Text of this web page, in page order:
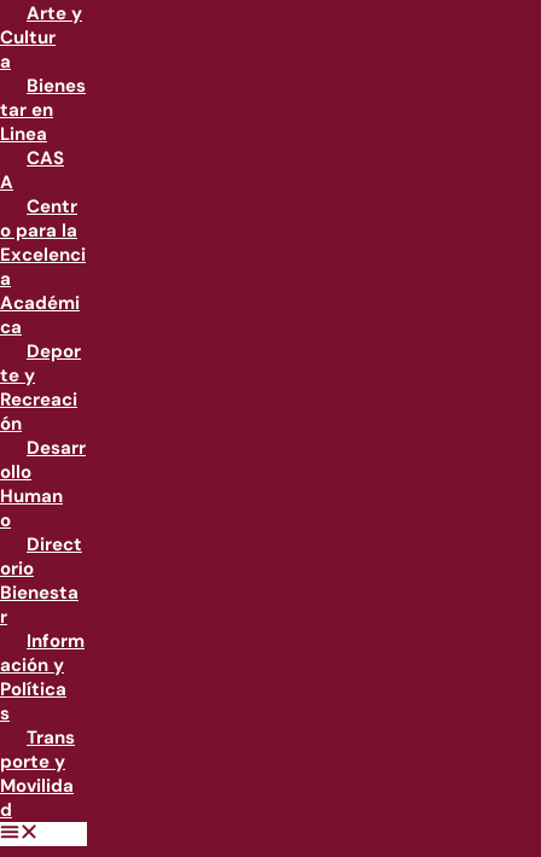
Arte y
Cultur
a
Bienes
tar en
Linea
CAS
A
Centr
o para la
Excelenci
a
Académi
ca
Depor
te y
Recreaci
ón
Desarr
ollo
Human
o
Direct
orio
Bienesta
r
Inform
ación y
Política
s
Trans
porte y
Movilida
d